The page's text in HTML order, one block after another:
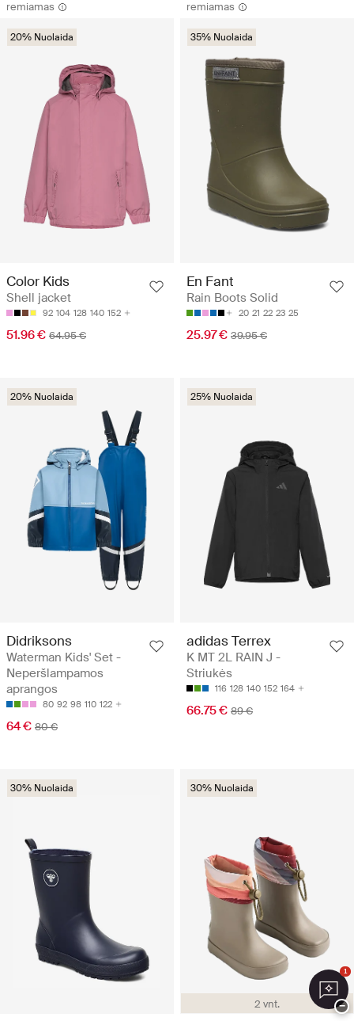
remiamas
20% Nuolaida
Color Kids
Shell jacket
92 104 128 140 152
51.96 € 64.95 €
remiamas
35% Nuolaida
En Fant
Rain Boots Solid
20 21 22 23 25
25.97 € 39.95 €
20% Nuolaida
Didriksons
Waterman Kids' Set -
Neperšlampamos
aprangos
80 92 98 110 122
64 € 80 €
25% Nuolaida
adidas Terrex
K MT 2L RAIN J -
Striukės
116 128 140 152 164
66.75 € 89 €
30% Nuolaida
2 vnt.
30% Nuolaida
1
−